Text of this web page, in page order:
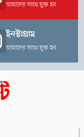
আমাদের সাথে যুক্ত হন
ইনস্টাগ্রাম
আমাদের সাথে যুক্ত হন